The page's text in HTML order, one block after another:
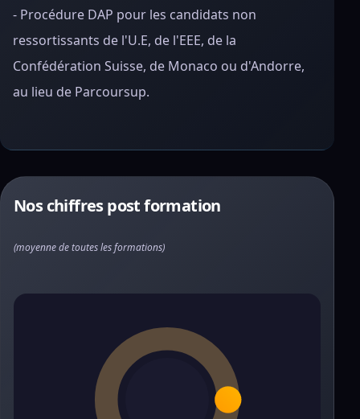
- Procédure DAP pour les candidats non
ressortissants de l'U.E, de l'EEE, de la
Confédération Suisse, de Monaco ou d'Andorre,
au lieu de Parcoursup.
Nos chiffres post formation
(moyenne de toutes les formations)